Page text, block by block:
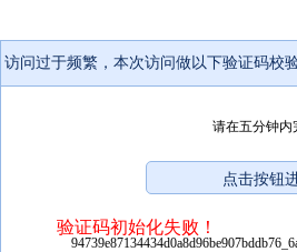
访问过于频繁，本次访问做以下验证码校验
请在五分钟内
验证码初始化失败！